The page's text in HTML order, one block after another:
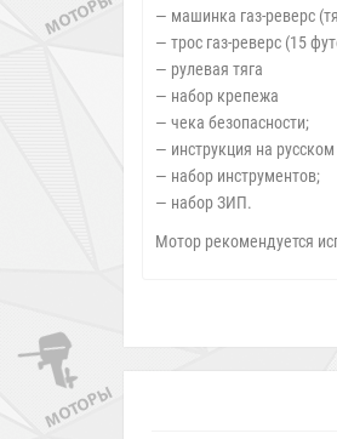
— машинка газ-реверс
— трос газ-реверс (15
— рулевая тяга
— набор крепежа
— чека безопасности;
— инструкция на
— набор инструментов;
— набор ЗИП.
Мотор рекомендуется